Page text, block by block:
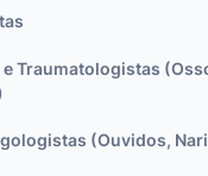
Traumatologistas
(Ouvidos,